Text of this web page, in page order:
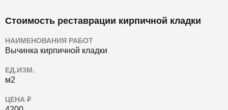
Стоимость реставрации кирпичной кладки
НАИМЕНОВАНИЯ РАБОТ
Вычинка кирпичной кладки
ЕД.ИЗМ.
м2
ЦЕНА ₽